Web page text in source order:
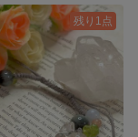
残り1点